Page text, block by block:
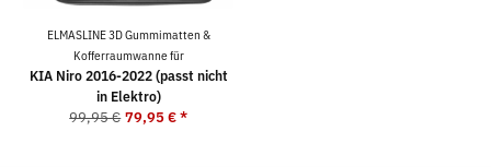
ELMASLINE 3D Gummimatten &
Kofferraumwanne für
KIA Niro 2016-2022 (passt nicht
in Elektro)
99,95 € 79,95 €*